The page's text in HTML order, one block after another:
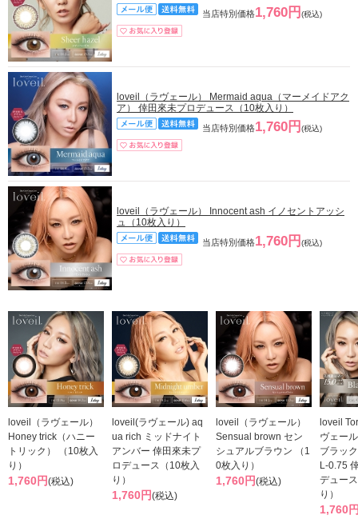
当店特別価格1,760円 (税込)
loveil（ラヴェール） Mermaid aqua（マーメイドアク
ア） 倖田來未プロデュース（10枚入り）
当店特別価格1,760円 (税込)
loveil（ラヴェール） Innocent ash イノセントアッシ
ュ（10枚入り）
当店特別価格1,760円 (税込)
loveil（ラヴェール）
Honey trick（ハニー
トリック） （10枚入
り）
1,760円(税込)
loveil(ラヴェール) aq
ua rich ミッドナイト
アンバー 倖田來未プ
ロデュース（10枚入
り）
1,760円(税込)
loveil（ラヴェール）
Sensual brown セン
シュアルブラウン （1
0枚入り）
1,760円(税込)
loveil
ヴェー
ブラッ
L-0.75
デュー
り）
1,760